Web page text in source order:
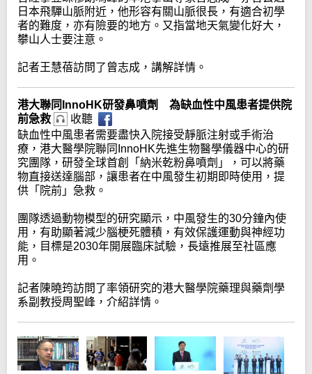
日本飛驒山脈附近，他形容有關山脈很長，有適合初學
者的難度，亦有險要的地方。又指當地天氣變化好大，
攀山人士要注意。
記者王慧蓓訪問了曾志成，講解詳情。
港大聯同InnoHK研發鼻噴劑 為缺血性中風患者提供院
前急救
收聽
缺血性中風患者需要盡快入院接受靜脈注射或手術治
療，港大醫學院聯同InnoHK先進生物醫學儀器中心的研
究團隊，研發全球首創「納米乾粉鼻噴劑」，可以將藥
物直接送達腦部，讓患者在中風發生初期即時使用，提
供「院前」急救。
團隊透過動物模型的研究顯示，中風發生的30分鐘內使
用，有助顯著減少腦梗死體積，有效保護運動與神經功
能，目標是2030年開展臨床試驗，長遠推展至社區應
用。
記者陳曉筠訪問了率領研究的港大醫學院藥理與藥劑學
系副教授周聖峰，介紹詳情。